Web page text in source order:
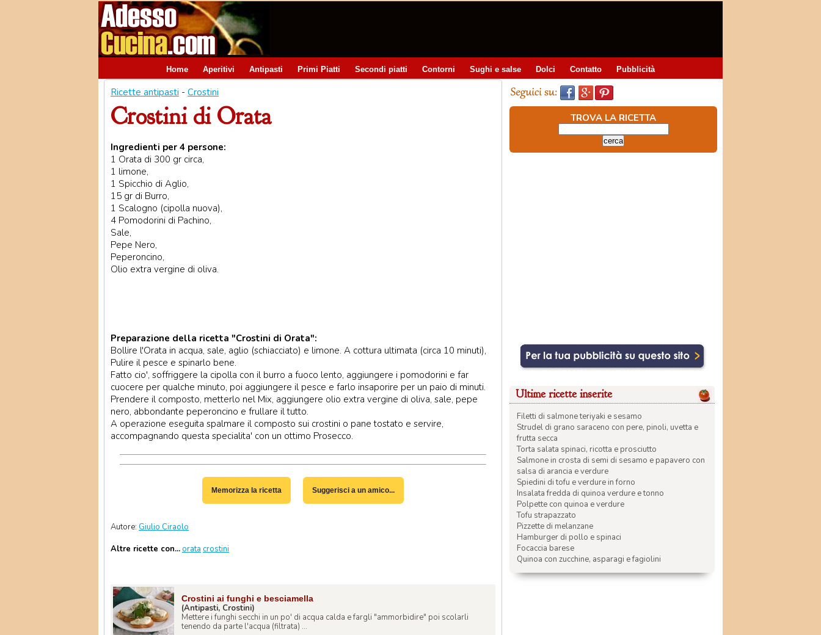
Home Aperitivi Antipasti Primi Piatti Secondi piatti Contorni Sughi e salse Dolci Contatto Pubblicità
Ricette antipasti - Crostini
Crostini di Orata
Ingredienti per 4 persone:
1 Orata di 300 gr circa,
1 limone,
1 Spicchio di Aglio,
15 gr di Burro,
1 Scalogno (cipolla nuova),
4 Pomodorini di Pachino,
Sale,
Pepe Nero,
Peperoncino,
Olio extra vergine di oliva.
Preparazione della ricetta "Crostini di Orata":
Bollire l'Orata in acqua, sale, aglio (schiacciato) e limone. A cottura ultimata (circa 10 minuti),
Pulire il pesce e spinarlo bene.
Fatto cio', soffriggere la cipolla con il burro a fuoco lento, aggiungere i pomodorini e far
cuocere per qualche minuto, poi aggiungere il pesce e farlo insaporire per un paio di minuti.
Prendere il composto, metterlo nel Mix, aggiungere olio extra vergine di oliva, sale, pepe
nero, abbondante peperoncino e frullare il tutto.
A operazione eseguita spalmare il composto sui crostini o pane tostato e servire,
accompagnando questa specialita' con un ottimo Prosecco.
Memorizza la ricetta Suggerisci a un amico...
Autore: Giulio Ciraolo
Altre ricette con...orata crostini
Crostini ai funghi e besciamella
(Antipasti, Crostini)
Mettere i funghi secchi in un po' di acqua calda e fargli "ammorbidire" poi scolarli
tenendo da parte l'acqua (filtrata) ...
TROVA LA RICETTA
Ultime ricette inserite
Filetti di salmone teriyaki e sesamo
Strudel di grano saraceno con pere, pinoli, uvetta e
frutta secca
Torta salata spinaci, ricotta e prosciutto
Salmone in crosta di semi di sesamo e papavero con
salsa di arancia e verdure
Spiedini di tofu e verdure in forno
Insalata fredda di quinoa verdure e tonno
Polpette con quinoa e verdure
Tofu strapazzato
Pizzette di melanzane
Hamburger di pollo e spinaci
Focaccia barese
Quinoa con zucchine, asparagi e fagiolini